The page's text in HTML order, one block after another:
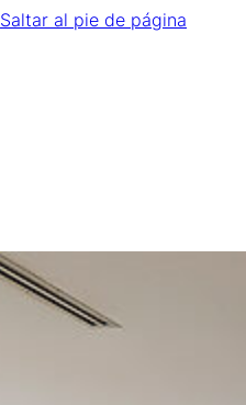
Saltar al pie de página